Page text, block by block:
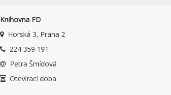
Knihovna FD
Horská 3, Praha 2
224 359 191
Petra Šmídová
Otevírací doba